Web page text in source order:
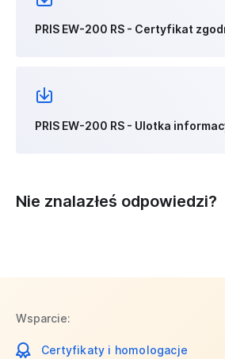
PRIS EW-200 RS - Certyfikat
PRIS EW-200 RS - Ulotka
Nie znalazłeś odpowiedzi?
Wsparcie:
Certyfikaty i homologacje